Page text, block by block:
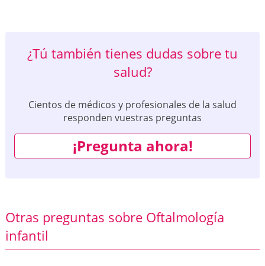
¿Tú también tienes dudas sobre tu
salud?
Cientos de médicos y profesionales de la salud
responden vuestras preguntas
¡Pregunta ahora!
Otras preguntas sobre Oftalmología
infantil